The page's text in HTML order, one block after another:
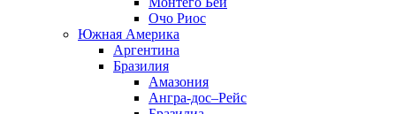
Очо Риос
Южная Америка
Аргентина
Бразилия
Амазония
Ангра-дос–Рейс